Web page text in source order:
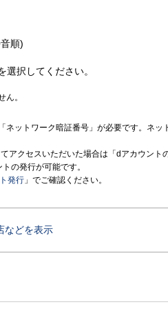
順)
択してください。
ん。
ネットワーク暗証番号」が必要です。ネッ
アクセスいただいた場合は「dアカウント
の発行が可能です。
発行 」でご確認ください。
などを表示